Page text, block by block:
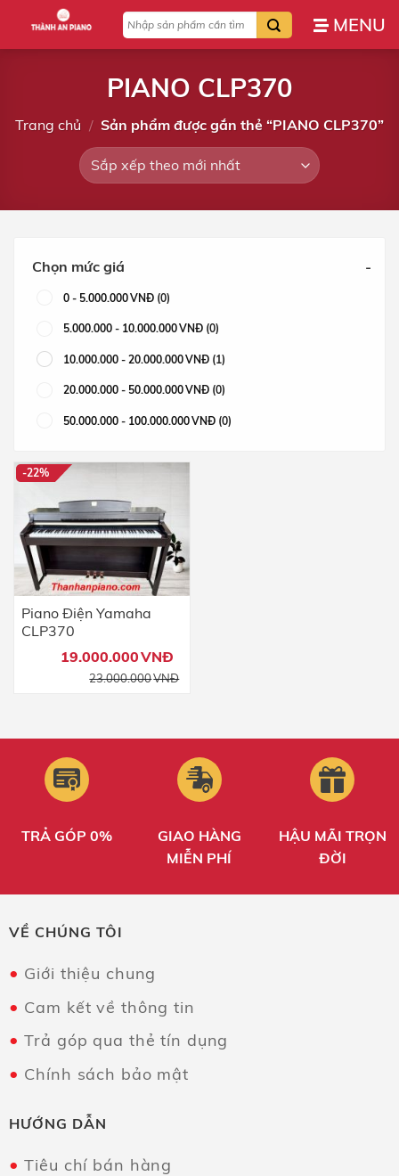
nội
Tìm
kiếm:
PIANO CLP370
Trang chủ / Sản phẩm được gắn thẻ “PIANO CLP370”
Chọn mức giá -
0 - 5.000.000VNĐ (0)
5.000.000 - 10.000.000VNĐ (0)
10.000.000 - 20.000.000VNĐ (1)
20.000.000 - 50.000.000VNĐ (0)
50.000.000 - 100.000.000VNĐ (0)
-22%
Piano Điện Yamaha
CLP370
23.000.000VNĐ
19.000.000VNĐ
TRẢ GÓP 0%
GIAO HÀNG
MIỄN PHÍ
HẬU MÃI TRỌN
ĐỜI
VỀ CHÚNG TÔI
Giới thiệu chung
Cam kết về thông tin
Trả góp qua thẻ tín dụng
Chính sách bảo mật
HƯỚNG DẪN
Tiêu chí bán hàng